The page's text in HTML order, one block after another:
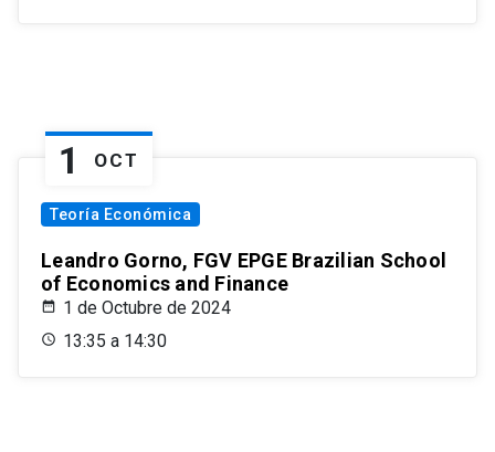
1 OCT
Teoría Económica
Leandro Gorno, FGV EPGE Brazilian School
of Economics and Finance
1 de Octubre de 2024
13:35 a 14:30